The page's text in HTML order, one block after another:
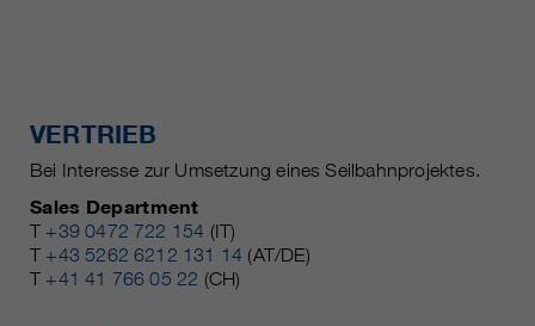
VERTRIEB
Bei Interesse zur Umsetzung eines Seilbahnprojektes.
Sales Department
T +39 0472 722 154 (IT)
T +43 5262 6212 131 14 (AT/DE)
T +41 41 766 05 22 (CH)